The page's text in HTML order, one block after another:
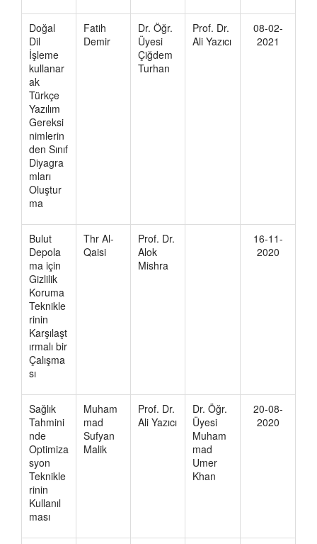
Doğal
Dil
İşleme
kullanar
ak
Türkçe
Yazılım
Gereksi
nimlerin
den Sınıf
Diyagra
mları
Oluştur
ma
Fatih
Demir
Dr. Öğr.
Üyesi
Çiğdem
Turhan
Prof. Dr.
Ali Yazıcı
08-02-
2021
Bulut
Depola
ma için
Gizlilik
Koruma
Teknikle
rinin
Karşılaşt
ırmalı bir
Çalışma
sı
Thr Al-
Qaisi
Prof. Dr.
Alok
Mishra
16-11-
2020
Sağlık
Tahmini
nde
Optimiza
syon
Teknikle
rinin
Kullanıl
ması
Muham
mad
Sufyan
Malik
Prof. Dr.
Ali Yazıcı
Dr. Öğr.
Üyesi
Muham
mad
Umer
Khan
20-08-
2020